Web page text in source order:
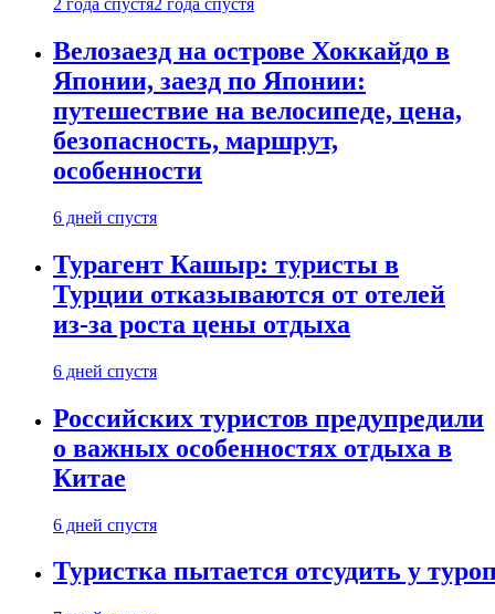
2 года спустя2 года спустя
Велозаезд на острове Хоккайдо в
Японии, заезд по Японии:
путешествие на велосипеде, цена,
безопасность, маршрут,
особенности
6 дней спустя
Турагент Кашыр: туристы в
Турции отказываются от отелей
из-за роста цены отдыха
6 дней спустя
Российских туристов предупредили
о важных особенностях отдыха в
Китае
6 дней спустя
Туристка пытается отсудить у